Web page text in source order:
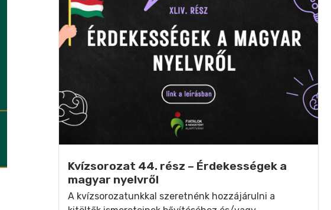
Kvízsorozat 44. rész – Érdekességek a
magyar nyelvről
A kvízsorozatunkkal szeretnénk hozzájárulni a